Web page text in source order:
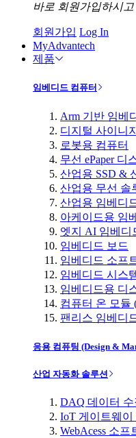
바로 회원가입하시
회원가입 Log In
MyAdvantech
제품
임베디드 컴퓨터
Arm 기반 임베
디지털 사이니
로봇용 컴퓨터
무선 ePaper 디
산업용 SSD &
산업용 무선 솔
산업용 임베디
아케이드용 임
엣지 AI 임베디
임베디드 보드
임베디드 소프
임베디드 시스
임베디드용 디
컴퓨터 온 모듈
팬리스 임베디
응용 컴퓨팅 (Design &
산업 자동화 솔루션
DAQ 데이터 수
IoT 게이트웨
WebAcess 소